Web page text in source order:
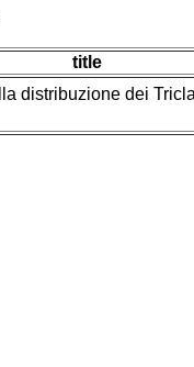
title
distribuzione dei